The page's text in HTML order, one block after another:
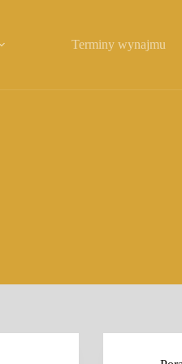
Terminy wynajmu